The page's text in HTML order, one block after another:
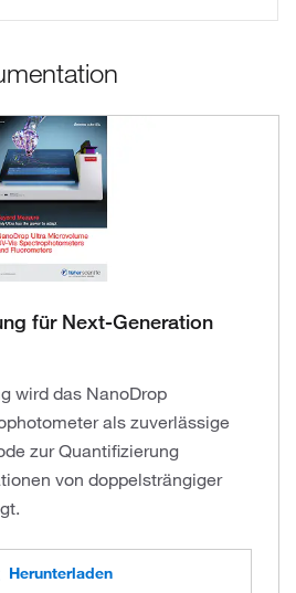
für Next-Generation
wird das NanoDrop
als zuverlässige
zur Quantifizierung
von doppelsträngiger
Herunterladen